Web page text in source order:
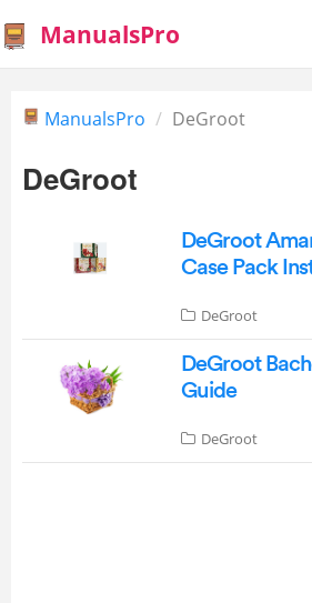
ManualsPro
ManualsPro DeGroot
DeGroot
DeGroot
Case Pack
DeGroot
DeGroot
Guide
DeGroot